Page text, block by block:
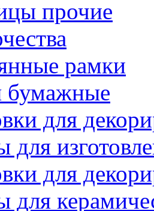
прочие
рамки
бумажные
для
для
для
для